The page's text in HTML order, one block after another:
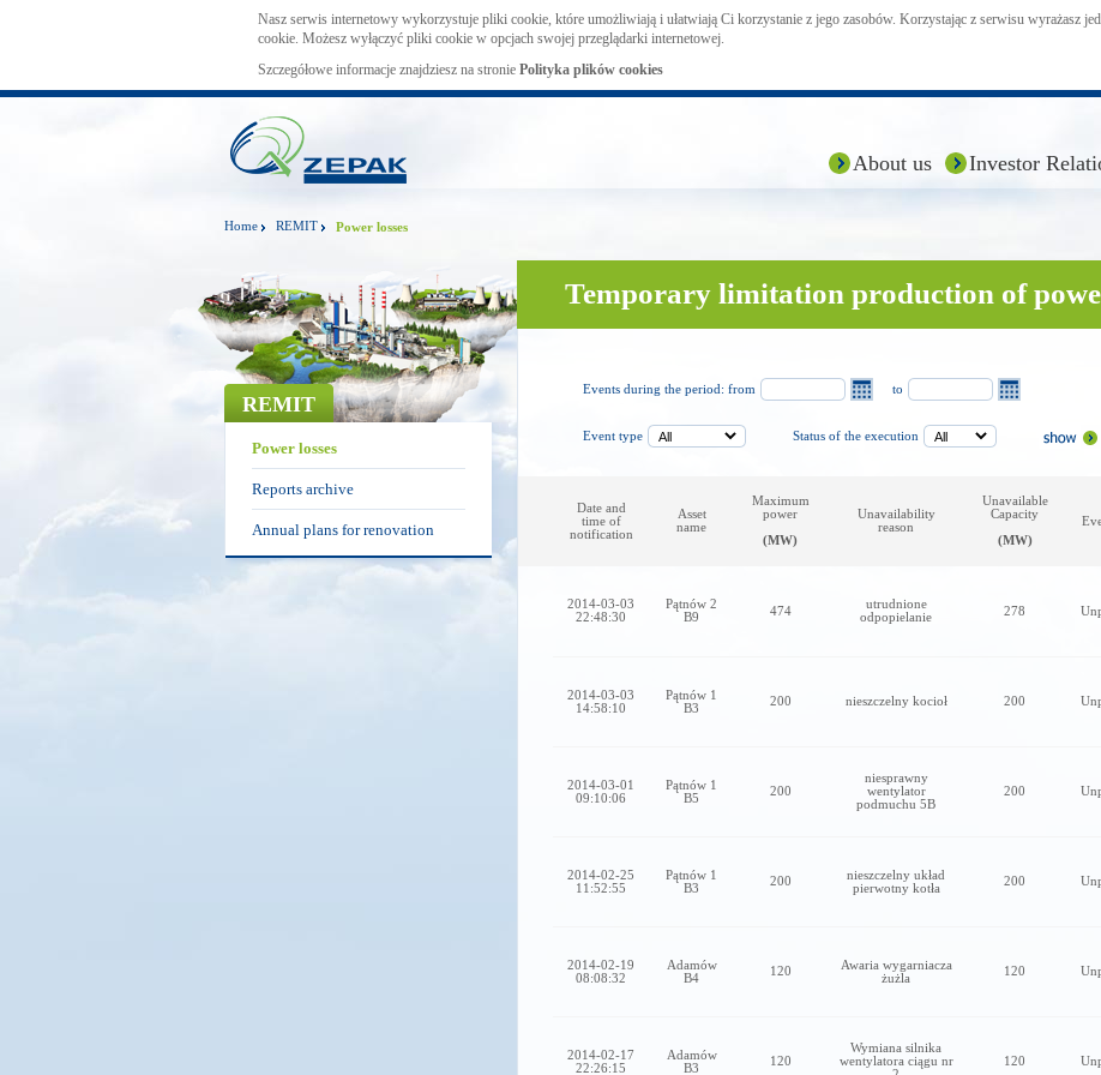
Nasz serwis internetowy wykorzystuje pliki cookie, które umożliwiają i ułatwiają Ci korzystanie z jego zasobów. Korzystając z serwisu wyrażasz
cookie. Możesz wyłączyć pliki cookie w opcjach swojej przeglądarki internetowej.
Szczegółowe informacje znajdziesz na stronie Polityka plików cookies
About us Investor
Home REMIT Power losses
REMIT
Power losses
Reports archive
Annual plans for renovation
Temporary limitation production of
Events during the period: from to
Event type Status of the execution
Date and
time of
notification
Asset
name
Maximum
power
(MW)
Unavailability
reason
Unavailable
Capacity
(MW)
2014-03-03
22:48:30
Pątnów 2
B9
474
utrudnione
odpopielanie
278
2014-03-03
14:58:10
Pątnów 1
B3
200 nieszczelny kocioł 200
2014-03-01
09:10:06
Pątnów 1
B5
200
niesprawny
wentylator
podmuchu 5B
200
2014-02-25
11:52:55
Pątnów 1
B3
200
nieszczelny układ
pierwotny kotła
200
2014-02-19
08:08:32
Adamów
B4
120
Awaria wygarniacza
żużla
120
2014-02-17
22:26:15
Adamów
B3
120
Wymiana silnika
wentylatora ciągu nr
120